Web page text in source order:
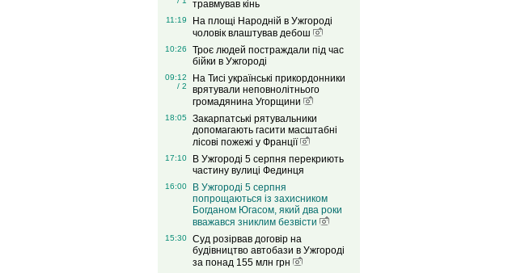
травмував кінь
11:19
На площі Народній в Ужгороді
чоловік влаштував дебош
10:26
Троє людей постраждали під час
бійки в Ужгороді
09:12
/ 2
На Тисі українські прикордонники
врятували неповнолітнього
громадянина Угорщини
18:05
Закарпатські рятувальники
допомагають гасити масштабні
лісові пожежі у Франції
17:10
В Ужгороді 5 серпня перекриють
частину вулиці Фединця
16:00
В Ужгороді 5 серпня
попрощаються із захисником
Богданом Югасом, який два роки
вважався зниклим безвісти
15:30
Суд розірвав договір на
будівництво автобази в Ужгороді
за понад 155 млн грн